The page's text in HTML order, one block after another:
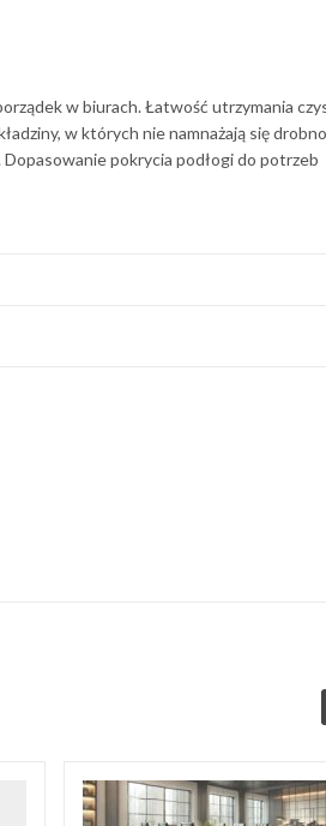
w biurach. Łatwość utrzymania
w których nie namnażają się
pokrycia podłogi do potrzeb